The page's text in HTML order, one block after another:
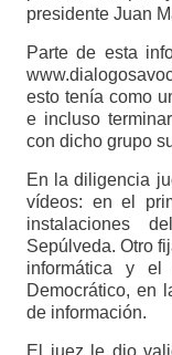
presidente Juan
Parte de esta
esto tenía como
e incluso
con dicho grupo
En la diligencia
vídeos: en el
instalaciones
Sepúlveda. Otro
informática y el
Democrático, en
de información.